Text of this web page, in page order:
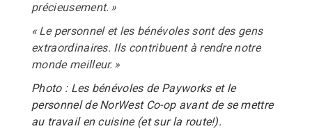
précieusement. »
« Le personnel et les bénévoles sont des gens
extraordinaires. Ils contribuent à rendre notre
monde meilleur. »
Photo : Les bénévoles de Payworks et le
personnel de NorWest Co-op avant de se mettre
au travail en cuisine (et sur la route!).